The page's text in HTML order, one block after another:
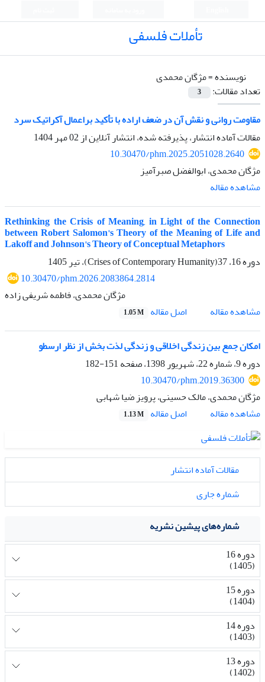
تأملات فلسفی
نویسنده =مژگان محمدی
تعداد مقالات:
3
مقاومت روانی و نقش آن در ضعف اراده با تأکید براعمال آکراتیک سرد
مقالات آماده انتشار، پذیرفته شده، انتشار آنلاین از02 مهر 1404
10.30470/phm.2025.2051028.2640
مژگان محمدی، ابوالفضل صبرآمیز
مشاهده مقاله
Rethinking the Crisis of Meaning, in Light of the Connection
between Robert Salomon's Theory of the Meaning of Life and
Lakoff and Johnson's Theory of Conceptual Metaphors
دوره 16، 37(Crises of Contemporary Humanity)، تیر 1405
10.30470/phm.2026.2083864.2814
مژگان محمدی، فاطمه شریفی زاده
مشاهده مقاله
اصل مقاله 1.05 M
امکان جمع بین زندگی اخلاقی و زندگی لذت بخش از نظر ارسطو
دوره 9، شماره 22، شهریور 1398، صفحه
151-182
10.30470/phm.2019.36300
مژگان محمدی، مالک حسینی، پرویز ضیا شهابی
مشاهده مقاله
اصل مقاله 1.13 M
مقالات آماده انتشار
شماره جاری
شماره‌های پیشین نشریه
دوره 16
(1405)
دوره 15
(1404)
دوره 14
(1403)
دوره 13
(1402)